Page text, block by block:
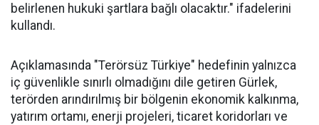
belirlenen hukuki şartlara bağlı olacaktır." ifadelerini
kullandı.
Açıklamasında "Terörsüz Türkiye" hedefinin yalnızca
iç güvenlikle sınırlı olmadığını dile getiren Gürlek,
terörden arındırılmış bir bölgenin ekonomik kalkınma,
yatırım ortamı, enerji projeleri, ticaret koridorları ve